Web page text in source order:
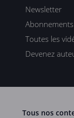
Newsletter
Abonnements
Toutes les
Devenez
Tous nos